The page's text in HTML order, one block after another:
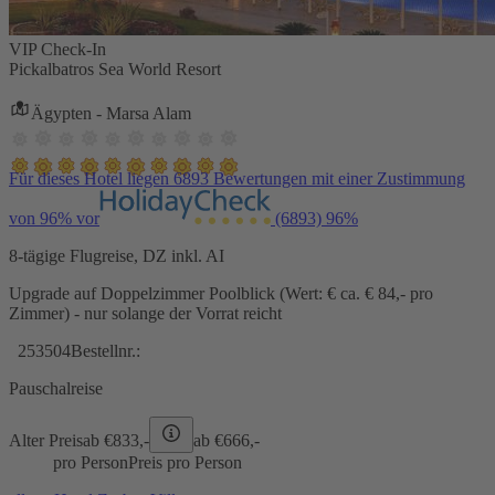
VIP Check-In
Pickalbatros Sea World Resort
Ägypten - Marsa Alam
Für dieses Hotel liegen 6893 Bewertungen mit einer Zustimmung
von 96% vor (6893) 96%
8-tägige Flugreise, DZ inkl. AI
Upgrade auf Doppelzimmer Poolblick (Wert: € ca. € 84,- pro
Zimmer) - nur solange der Vorrat reicht
253504Bestellnr.:
Pauschalreise
Alter Preisab €833,- ab €666,-
pro PersonPreis pro Person